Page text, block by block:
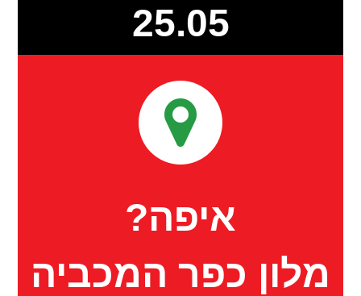
25.05
איפה?
מלון כפר המכביה